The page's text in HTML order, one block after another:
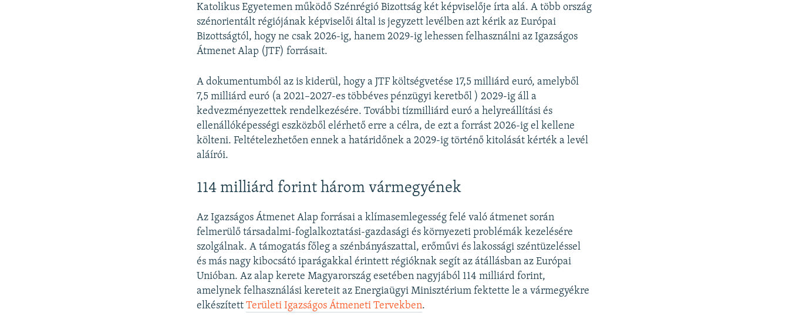
Katolikus Egyetemen működő Szénrégió Bizottság két képviselője írta alá. A több ország
szénorientált régiójának képviselői által is jegyzett levélben azt kérik az Európai
Bizottságtól, hogy ne csak 2026-ig, hanem 2029-ig lehessen felhasználni az Igazságos
Átmenet Alap (JTF) forrásait.
A dokumentumból az is kiderül, hogy a JTF költségvetése 17,5 milliárd euró, amelyből
7,5 milliárd euró (a 2021–2027-es többéves pénzügyi keretből ) 2029-ig áll a
kedvezményezettek rendelkezésére. További tízmilliárd euró a helyreállítási és
ellenállóképességi eszközből elérhető erre a célra, de ezt a forrást 2026-ig el kellene
költeni. Feltételezhetően ennek a határidőnek a 2029-ig történő kitolását kérték a levél
aláírói.
114 milliárd forint három vármegyének
Az Igazságos Átmenet Alap forrásai a klímasemlegesség felé való átmenet során
felmerülő társadalmi-foglalkoztatási-gazdasági és környezeti problémák kezelésére
szolgálnak. A támogatás főleg a szénbányászattal, erőművi és lakossági széntüzeléssel
és más nagy kibocsátó iparágakkal érintett régióknak segít az átállásban az Európai
Unióban. Az alap kerete Magyarország esetében nagyjából 114 milliárd forint,
amelynek felhasználási kereteit az Energiaügyi Minisztérium fektette le a vármegyékre
elkészítettTerületi Igazságos Átmeneti Tervekben.